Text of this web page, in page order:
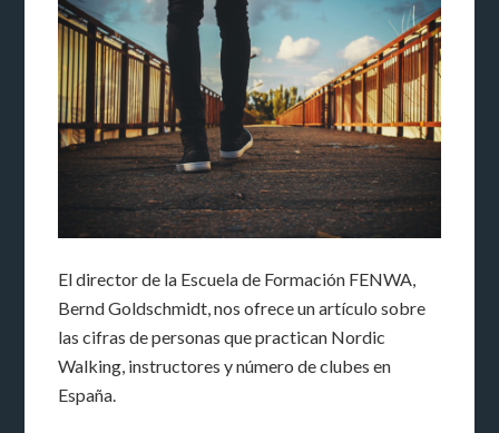
El director de la Escuela de Formación FENWA,
Bernd Goldschmidt, nos ofrece un artículo sobre
las cifras de personas que practican Nordic
Walking, instructores y número de clubes en
España.